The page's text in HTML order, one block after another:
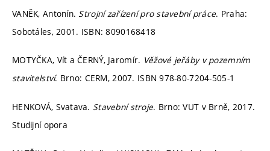
VANĚK, Antonín. Strojní zařízení pro stavební práce. Praha:
Sobotáles, 2001. ISBN: 8090168418
MOTYČKA, Vít a ČERNÝ, Jaromír. Věžové jeřáby v pozemním
stavitelství. Brno: CERM, 2007. ISBN 978-80-7204-505-1
HENKOVÁ, Svatava. Stavební stroje. Brno: VUT v Brně, 2017.
Studijní opora